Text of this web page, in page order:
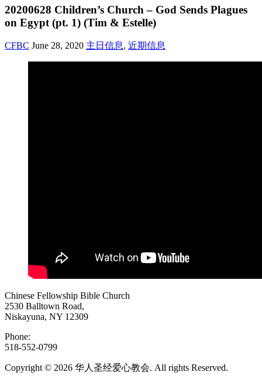
20200628 Children’s Church – God Sends Plagues
on Egypt (pt. 1) (Tim & Estelle)
CFBC June 28, 2020 主日信息, 近期信息
Chinese Fellowship Bible Church
2530 Balltown Road,
Niskayuna, NY 12309
Phone:
518-552-0799
Copyright © 2026 华人圣经爱心教会. All rights Reserved.